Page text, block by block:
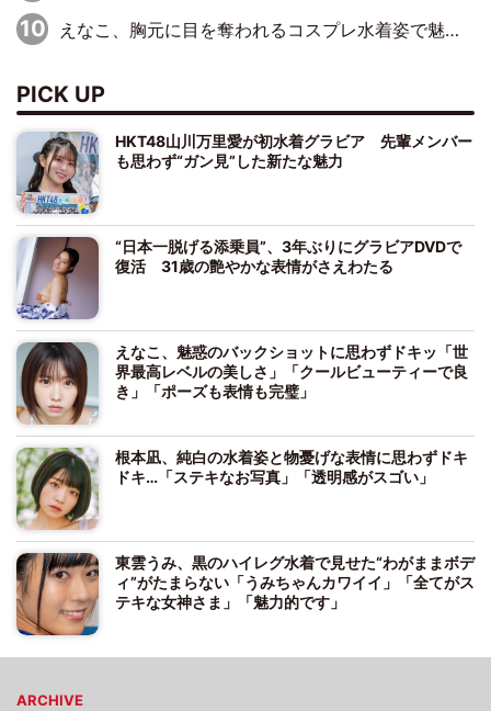
えなこ、胸元に目を奪われるコスプレ水着姿で魅了「群を抜く美しさと華やかさ」「えなこりんの千咲は破壊力がスゴい」
PICK UP
HKT48山川万里愛が初水着グラビア 先輩メンバー
も思わず“ガン見”した新たな魅力
“日本一脱げる添乗員”、3年ぶりにグラビアDVDで
復活 31歳の艶やかな表情がさえわたる
えなこ、魅惑のバックショットに思わずドキッ「世
界最高レベルの美しさ」「クールビューティーで良
き」「ポーズも表情も完璧」
根本凪、純白の水着姿と物憂げな表情に思わずドキ
ドキ…「ステキなお写真」「透明感がスゴい」
東雲うみ、黒のハイレグ水着で見せた“わがままボデ
ィ”がたまらない「うみちゃんカワイイ」「全てがス
テキな女神さま」「魅力的です」
ARCHIVE